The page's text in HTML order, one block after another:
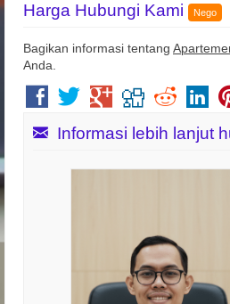
Harga Hubungi Kami Nego
Bagikan informasi tentang
Anda.
Informasi lebih lanjut